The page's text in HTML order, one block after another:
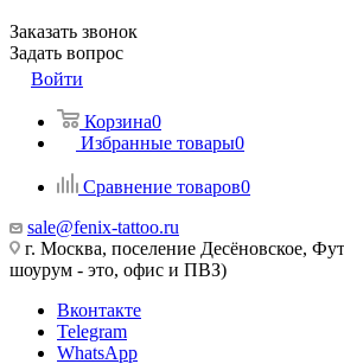
Заказать звонок
Задать вопрос
Войти
Корзина0
Избранные товары0
Сравнение товаров0
sale@fenix-tattoo.ru
г. Москва, поселение Десёновское,
шоурум - это, офис и ПВЗ)
Вконтакте
Telegram
WhatsApp